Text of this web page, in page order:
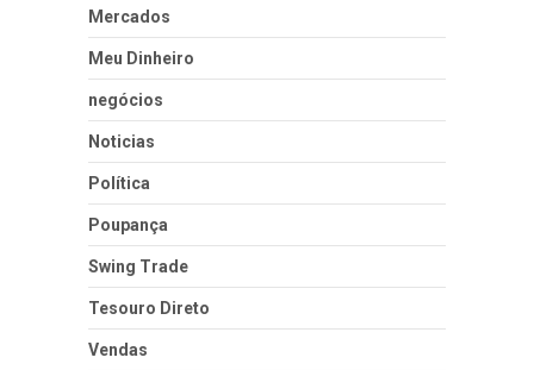
Mercados
Meu Dinheiro
negócios
Noticias
Política
Poupança
Swing Trade
Tesouro Direto
Vendas